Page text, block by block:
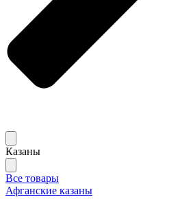
Казаны
Все товары
Афганские казаны